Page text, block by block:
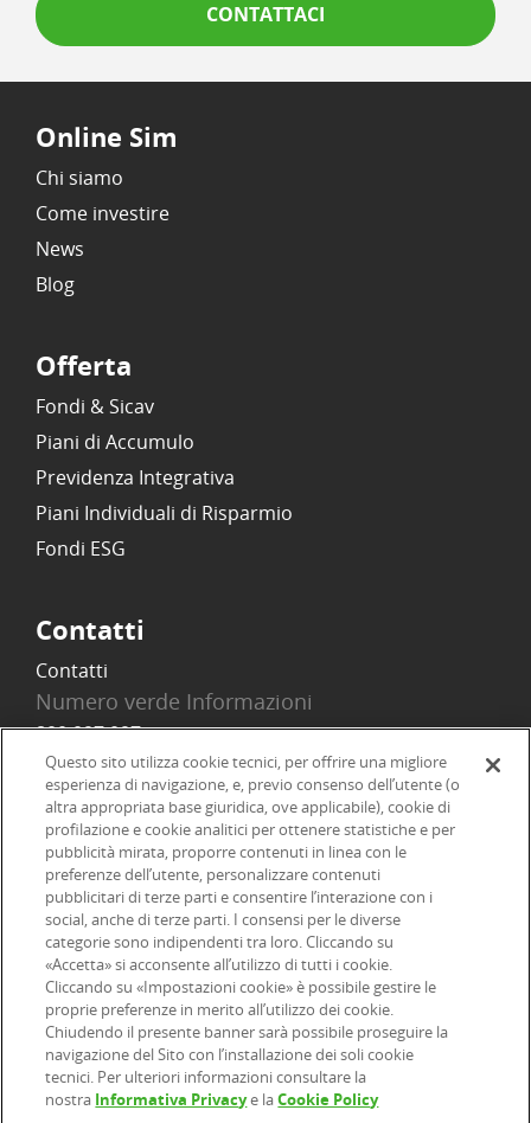
CONTATTACI
Online Sim
Chi siamo
Come investire
News
Blog
Offerta
Fondi & Sicav
Piani di Accumulo
Previdenza Integrativa
Piani Individuali di Risparmio
Fondi ESG
Contatti
Contatti
Numero verde Informazioni
800 097 097
Email
info@onlinesim.it
Social
©2026 Online SIM, società del gruppo bancario ERSEL - P.IVA
12927410154
Informazioni legali| Dichiarazione di accessibilità
| | |
Questo sito utilizza cookie tecnici, per offrire una migliore
esperienza di navigazione, e, previo consenso dell’utente (o
altra appropriata base giuridica, ove applicabile), cookie di
profilazione e cookie analitici per ottenere statistiche e per
pubblicità mirata, proporre contenuti in linea con le
preferenze dell’utente, personalizzare contenuti
pubblicitari di terze parti e consentire l’interazione con i
social, anche di terze parti. I consensi per le diverse
categorie sono indipendenti tra loro. Cliccando su
«Accetta» si acconsente all’utilizzo di tutti i cookie.
Cliccando su «Impostazioni cookie» è possibile gestire le
proprie preferenze in merito all’utilizzo dei cookie.
Chiudendo il presente banner sarà possibile proseguire la
navigazione del Sito con l’installazione dei soli cookie
tecnici. Per ulteriori informazioni consultare la
nostra Informativa Privacye laCookie Policy